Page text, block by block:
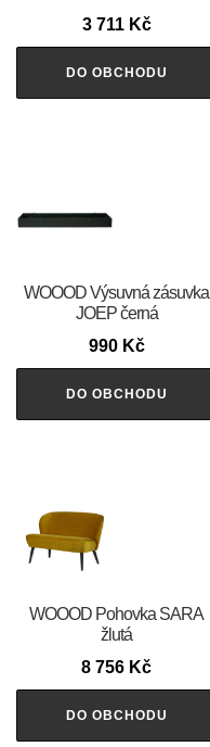
3 711 Kč
DO OBCHODU
WOOOD Výsuvná zásuvka
JOEP černá
990 Kč
DO OBCHODU
WOOOD Pohovka SARA
žlutá
8 756 Kč
DO OBCHODU